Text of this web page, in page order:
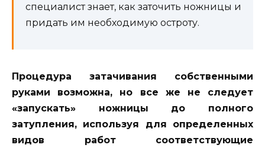
специалист знает, как заточить ножницы и
придать им необходимую остроту.
Процедура затачивания собственными
руками возможна, но все же не следует
«запускать» ножницы до полного
затупления, используя для определенных
видов работ соответствующие